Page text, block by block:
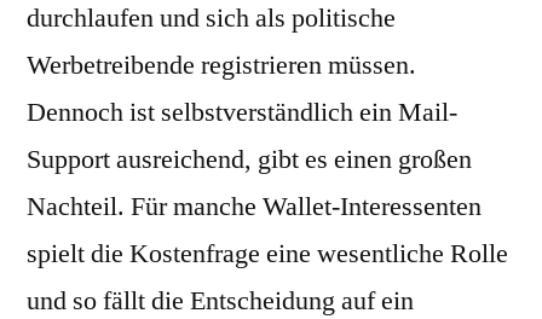
durchlaufen und sich als politische
Werbetreibende registrieren müssen.
Dennoch ist selbstverständlich ein Mail-
Support ausreichend, gibt es einen großen
Nachteil. Für manche Wallet-Interessenten
spielt die Kostenfrage eine wesentliche Rolle
und so fällt die Entscheidung auf ein